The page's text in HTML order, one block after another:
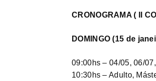
CRONOGRAMA ( II
DOMINGO (15 de
09:00hs – 04/05, 06/
10:30hs – Adulto,